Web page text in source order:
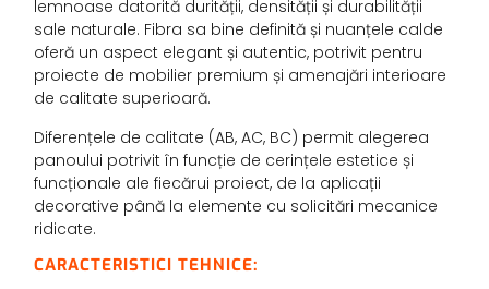
lemnoase datorită durității, densității și durabilității
sale naturale. Fibra sa bine definită și nuanțele calde
oferă un aspect elegant și autentic, potrivit pentru
proiecte de mobilier premium și amenajări interioare
de calitate superioară.
Diferențele de calitate (AB, AC, BC) permit alegerea
panoului potrivit în funcție de cerințele estetice și
funcționale ale fiecărui proiect, de la aplicații
decorative până la elemente cu solicitări mecanice
ridicate.
CARACTERISTICI TEHNICE: